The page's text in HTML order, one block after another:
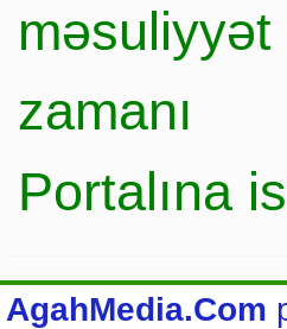
Portalına
AgahMedia.Com